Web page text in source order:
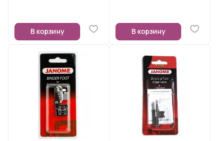
В корзину В корзину